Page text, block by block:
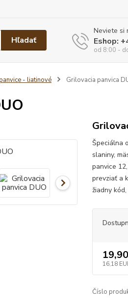
Hľadať
Neviete si
Eshop:
od 8:00 -
- liatinové Grilovacia panvica
Špeciálna
slaniny,
panvice
prevziať a
žiadny
16,18
Číslo